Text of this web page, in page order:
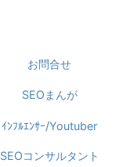
お問合せ
SEOまんが
ｲﾝﾌﾙｴﾝｻｰ/Youtuber
SEOコンサルタント